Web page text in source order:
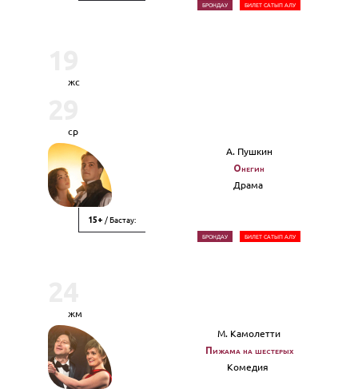
БРОНДАУ БИЛЕТ САТЫП АЛУ
жс
ср
15+ / Бастау:
А. Пушкин
Онегин
Драма
БРОНДАУ БИЛЕТ САТЫП АЛУ
жм
М. Камолетти
Пижама на шестерых
Комедия